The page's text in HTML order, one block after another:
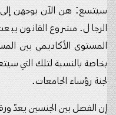
سيتسع: هن الآن يوجهن إلى
الرجال. مشروع القانون
المستوى الأكاديمي بين
بخاصة بالنسبة لتلك التي
لجنة رؤساء الجامعات.
إن الفصل بين الجنسين يعدّ